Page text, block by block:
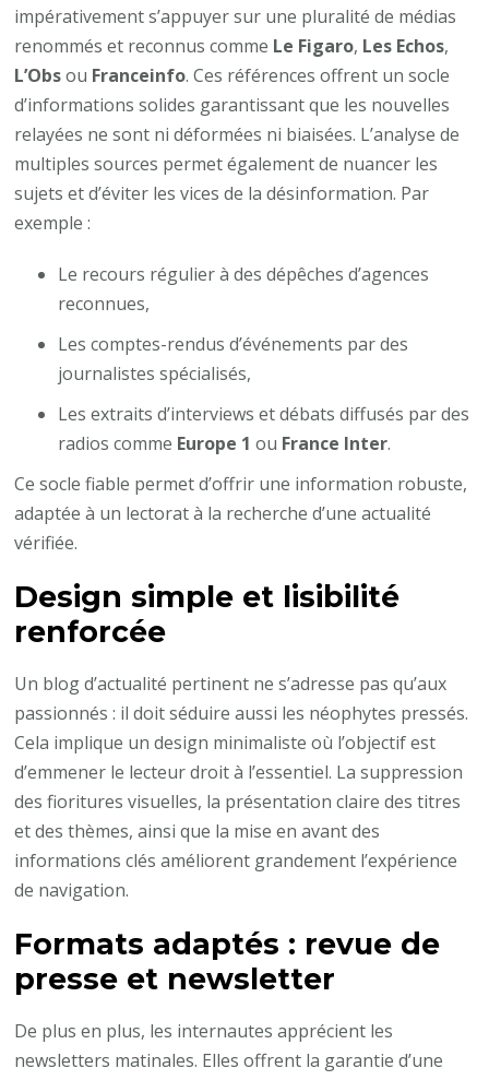
impérativement s’appuyer sur une pluralité de médias
renommés et reconnus comme Le Figaro, Les Echos,
L’Obsou Franceinfo. Ces références offrent un socle
d’informations solides garantissant que les nouvelles
relayées ne sont ni déformées ni biaisées. L’analyse de
multiples sources permet également de nuancer les
sujets et d’éviter les vices de la désinformation. Par
exemple :
Le recours régulier à des dépêches d’agences
reconnues,
Les comptes-rendus d’événements par des
journalistes spécialisés,
Les extraits d’interviews et débats diffusés par des
radios comme Europe 1 ou France Inter.
Ce socle fiable permet d’offrir une information robuste,
adaptée à un lectorat à la recherche d’une actualité
vérifiée.
Design simple et lisibilité
renforcée
Un blog d’actualité pertinent ne s’adresse pas qu’aux
passionnés : il doit séduire aussi les néophytes pressés.
Cela implique un design minimaliste où l’objectif est
d’emmener le lecteur droit à l’essentiel. La suppression
des fioritures visuelles, la présentation claire des titres
et des thèmes, ainsi que la mise en avant des
informations clés améliorent grandement l’expérience
de navigation.
Formats adaptés : revue de
presse et newsletter
De plus en plus, les internautes apprécient les
newsletters matinales. Elles offrent la garantie d’une